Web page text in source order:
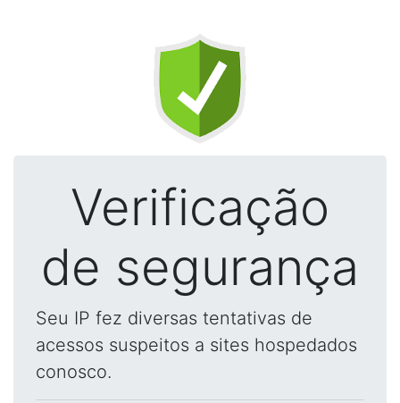
Verificação
de segurança
Seu IP fez diversas tentativas de
acessos suspeitos a sites hospedados
conosco.